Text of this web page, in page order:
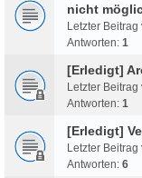
nicht
Letzter Beitrag
Antworten: 1
[Erledigt]
Letzter Beitrag
Antworten: 1
[Erledigt]
Letzter Beitrag
Antworten: 6